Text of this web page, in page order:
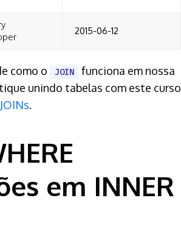
2015-06-12
como o JOIN
funciona em nossa
unindo tabelas com este curso
JOINs.
em INNER